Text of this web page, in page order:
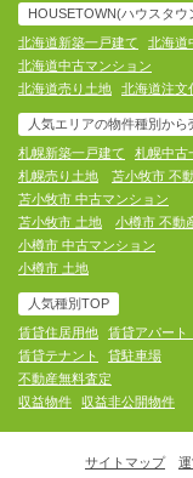
HOUSETOWN(ハウスタウ
北海道新築一戸建て
北海道
北海道中古マンション
北海道売り土地
北海道注文
人気エリアの物件種別か
札幌新築一戸建て
札幌中古
札幌売り土地
苫小牧市 不
苫小牧市 中古マンション
苫小牧市 土地
小樽市 不動
小樽市 中古マンション
小樽市 土地
人気種別TOP
賃貸住居用他
賃貸アパート
賃貸テナント
貸駐車場
不動産無料査定
収益物件
収益非公開物件
サイトマップ